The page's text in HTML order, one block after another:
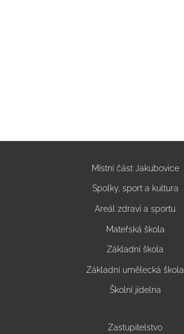
Místní část Jakubovice
Spolky, sport a kultura
Areál zdraví a sportu
Mateřská škola
Základní škola
Základní umělecká škola
Školní jídelna
Zastupitelstvo